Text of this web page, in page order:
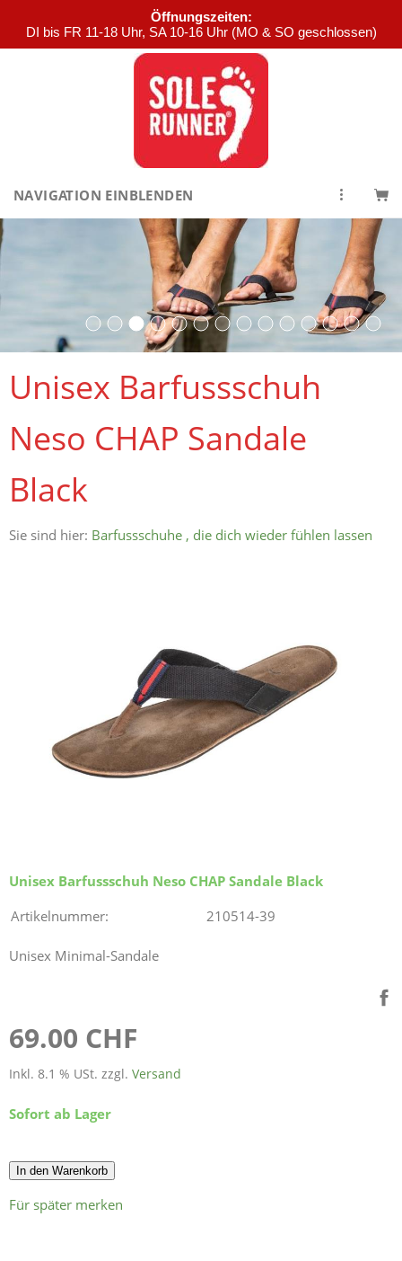
Öffnungszeiten:
DI bis FR 11-18 Uhr, SA 10-16 Uhr (MO & SO geschlossen)
NAVIGATION EINBLENDEN
Unisex Barfussschuh
Neso CHAP Sandale
Black
Sie sind hier: Barfussschuhe , die dich wieder fühlen lassen
Unisex Barfussschuh Neso CHAP Sandale Black
Artikelnummer:
210514-39
Unisex Minimal-Sandale
69.00 CHF
Inkl. 8.1 % USt. zzgl. Versand
Sofort ab Lager
In den Warenkorb
Für später merken